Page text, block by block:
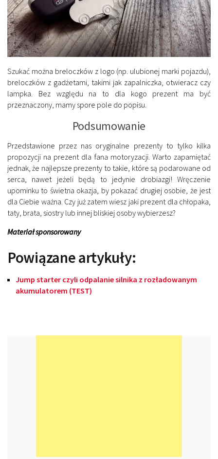
Szukać można breloczków z logo (np. ulubionej marki pojazdu),
breloczków z gadżetami, takimi jak zapalniczka, otwieracz czy
lampka. Bez względu na to dla kogo prezent ma być
przeznaczony, mamy spore pole do popisu.
Podsumowanie
Przedstawione przez nas oryginalne prezenty to tylko kilka
propozycji na prezent dla fana motoryzacji. Warto zapamiętać
jednak, że najlepsze prezenty to takie, które są podarowane od
serca, nawet jeżeli będą to jedynie drobiazgi! Wręczenie
upominku to świetna okazja, by pokazać drugiej osobie, że jest
dla Ciebie ważna. Czy już zatem wiesz jaki prezent dla chłopaka,
taty, brata, siostry lub innej bliskiej osoby wybierzesz?
Materiał sponsorowany
Powiązane artykuły:
Jump starter czyli odpalanie silnika z rozładowanym
akumulatorem (TEST)